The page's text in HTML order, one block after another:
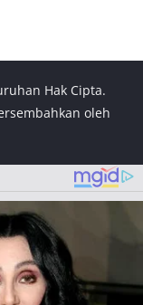
Hak Cipta.
oleh